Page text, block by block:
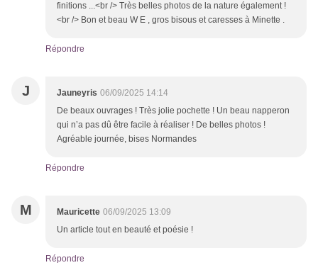
finitions ...<br /> Très belles photos de la nature également !
<br /> Bon et beau W E , gros bisous et caresses à Minette .
Répondre
J Jauneyris 06/09/2025 14:14
De beaux ouvrages ! Très jolie pochette ! Un beau napperon
qui n’a pas dû être facile à réaliser ! De belles photos !
Agréable journée, bises Normandes
Répondre
M Mauricette 06/09/2025 13:09
Un article tout en beauté et poésie !
Répondre